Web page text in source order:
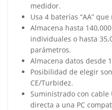
medidor.
Usa 4 baterías “AA”
Almacena hasta
individuales o hasta
parámetros.
Almacena datos desde
Posibilidad de elegir
CE/Turbidez.
Suministrado con cable
directa a una PC